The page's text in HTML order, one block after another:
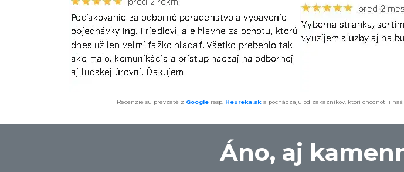
Recenzie sú prevzaté z Google resp. Heureka.sk a pochádzajú od zákazníkov, ktorí ohodnotili
Áno, aj